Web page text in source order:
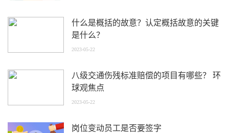
什么是概括的故意？认定概括故意的关键
是什么？
2023-05-22
八级交通伤残标准赔偿的项目有哪些？ 环
球观焦点
2023-05-22
岗位变动员工是否要签字